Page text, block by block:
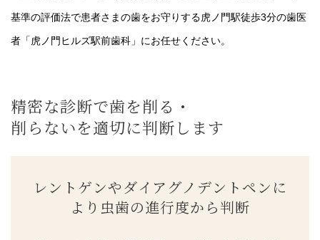
基準の評価法で患者さまの歯をお守りする虎ノ門駅徒歩3分の歯医
者「虎ノ門ヒルズ駅前歯科」にお任せください。
精密な診断で歯を削る・
削らないを適切に判断します
レントゲンやダイアグノデントペンに
より虫歯の進行度から判断